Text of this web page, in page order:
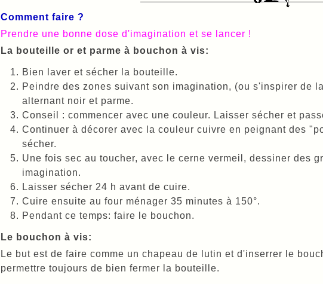
Comment faire ?
Prendre une bonne dose d'imagination et se lancer !
La bouteille or et parme à bouchon à vis:
Bien laver et sécher la bouteille.
Peindre des zones suivant son imagination, (ou s'inspirer de
alternant noir et parme.
Conseil : commencer avec une couleur. Laisser sécher et
Continuer à décorer avec la couleur cuivre en peignant des
sécher.
Une fois sec au toucher, avec le cerne vermeil, dessiner des
imagination.
Laisser sécher 24 h avant de cuire.
Cuire ensuite au four ménager 35 minutes à 150°.
Pendant ce temps: faire le bouchon.
Le bouchon à vis:
Le but est de faire comme un chapeau de lutin et d'inserrer le
permettre toujours de bien fermer la bouteille.